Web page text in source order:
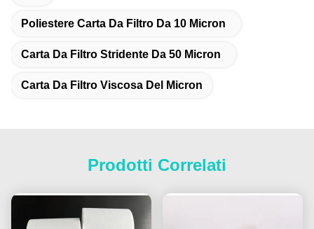
Poliestere Carta Da Filtro Da 10 Micron
Carta Da Filtro Stridente Da 50 Micron
Carta Da Filtro Viscosa Del Micron
Prodotti Correlati